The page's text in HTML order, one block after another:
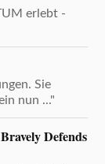
erlebt -
Sie
nun ..."
Defends